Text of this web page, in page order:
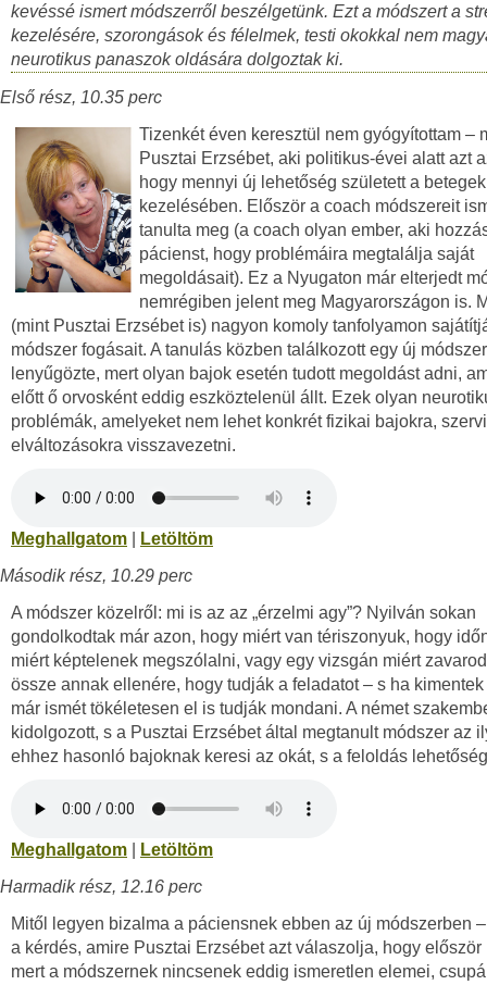
kevéssé ismert módszerről beszélgetünk. Ezt a módszert a
kezelésére, szorongások és félelmek, testi okokkal nem
neurotikus panaszok oldására dolgoztak ki.
Első rész, 10.35 perc
Tizenkét éven keresztül nem gyógyítottam –
Pusztai Erzsébet, aki politikus-évei alatt azt
hogy mennyi új lehetőség született a betegek
kezelésében. Először a coach módszereit
tanulta meg (a coach olyan ember, aki
pácienst, hogy problémáira megtalálja saját
megoldásait). Ez a Nyugaton már elterjedt
nemrégiben jelent meg Magyarországon is.
(mint Pusztai Erzsébet is) nagyon komoly tanfolyamon
módszer fogásait. A tanulás közben találkozott egy új
lenyűgözte, mert olyan bajok esetén tudott megoldást adni,
előtt ő orvosként eddig eszköztelenül állt. Ezek olyan
problémák, amelyeket nem lehet konkrét fizikai bajokra, szervi
elváltozásokra visszavezetni.
Meghallgatom
Letöltöm
Második rész, 10.29 perc
A módszer közelről: mi is az az „érzelmi agy”? Nyilván sokan
gondolkodtak már azon, hogy miért van tériszonyuk, hogy
miért képtelenek megszólalni, vagy egy vizsgán miért
össze annak ellenére, hogy tudják a feladatot – s ha
már ismét tökéletesen el is tudják mondani. A német
kidolgozott, s a Pusztai Erzsébet által megtanult módszer az
ehhez hasonló bajoknak keresi az okát, s a feloldás
Meghallgatom
Letöltöm
Harmadik rész, 12.16 perc
Mitől legyen bizalma a páciensnek ebben az új módszerben
a kérdés, amire Pusztai Erzsébet azt válaszolja, hogy először
mert a módszernek nincsenek eddig ismeretlen elemei,